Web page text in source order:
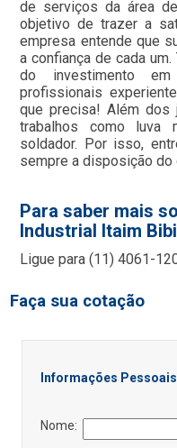
de serviços da área
objetivo de trazer a
empresa entende que
a confiança de cada
do investimento
profissionais
que precisa! Além dos
trabalhos como luva
soldador. Por isso,
sempre a disposição do
Para saber mais
Industrial Itaim Bibi
Ligue para(11) 4061-
Faça sua cotação
Informações Pessoais
Nome: